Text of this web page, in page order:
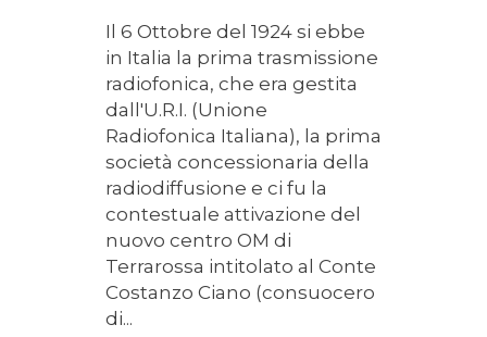
Il 6 Ottobre del 1924 si ebbe
in Italia la prima trasmissione
radiofonica, che era gestita
dall'U.R.I. (Unione
Radiofonica Italiana), la prima
società concessionaria della
radiodiffusione e ci fu la
contestuale attivazione del
nuovo centro OM di
Terrarossa intitolato al Conte
Costanzo Ciano (consuocero
di...